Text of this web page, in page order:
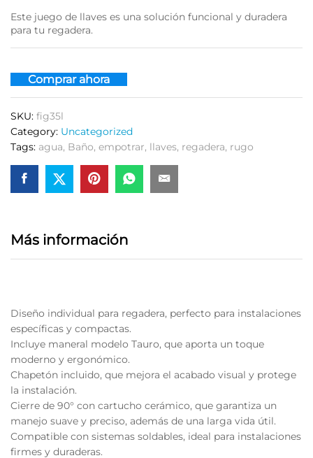
Este juego de llaves es una solución funcional y duradera
para tu regadera.
Comprar ahora
SKU: fig35l
Category: Uncategorized
Tags: agua, Baño, empotrar, llaves, regadera, rugo
Más información
Diseño individual para regadera, perfecto para instalaciones
específicas y compactas.
Incluye maneral modelo Tauro, que aporta un toque
moderno y ergonómico.
Chapetón incluido, que mejora el acabado visual y protege
la instalación.
Cierre de 90° con cartucho cerámico, que garantiza un
manejo suave y preciso, además de una larga vida útil.
Compatible con sistemas soldables, ideal para instalaciones
firmes y duraderas.